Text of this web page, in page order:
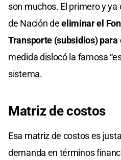
son muchos. El primero y
de Nación deeliminar el
Transporte (subsidios)
medida dislocó la famosa
sistema.
Matriz de costos
Esa matriz de costos es
demanda en términos